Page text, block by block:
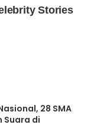
28 SMA
Suara di